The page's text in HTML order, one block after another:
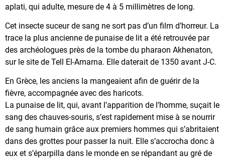
aplati, qui adulte, mesure de 4 à 5 millimètres de long.
Cet insecte suceur de sang ne sort pas d’un film d’horreur. La
trace la plus ancienne de punaise de lit a été retrouvée par
des archéologues près de la tombe du pharaon Akhenaton,
sur le site de Tell El-Amarna. Elle daterait de 1350 avant J-C.
En Grèce, les anciens la mangeaient afin de guérir de la
fièvre, accompagnée avec des haricots.
La punaise de lit, qui, avant l’apparition de l’homme, suçait le
sang des chauves-souris, s’est rapidement mise à se nourrir
de sang humain grâce aux premiers hommes qui s’abritaient
dans des grottes pour passer la nuit. Elle s’accrocha donc à
eux et s’éparpilla dans le monde en se répandant au gré de